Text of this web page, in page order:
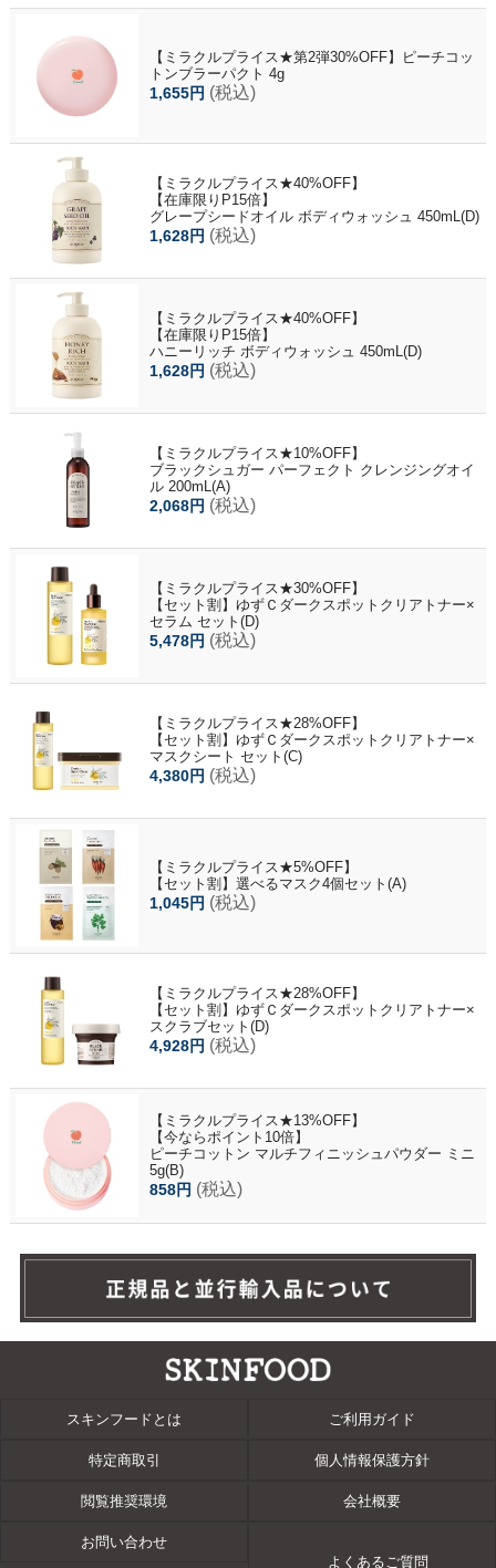
【ミラクルプライス★第2弾30%OFF】ピーチコッ
トンブラーパクト 4g
1,655円 (税込)
【ミラクルプライス★40%OFF】
【在庫限りP15倍】
グレープシードオイル ボディウォッシュ 450mL(D)
1,628円 (税込)
【ミラクルプライス★40%OFF】
【在庫限りP15倍】
ハニーリッチ ボディウォッシュ 450mL(D)
1,628円 (税込)
【ミラクルプライス★10%OFF】
ブラックシュガー パーフェクト クレンジングオイ
ル 200mL(A)
2,068円 (税込)
【ミラクルプライス★30%OFF】
【セット割】ゆずＣダークスポットクリアトナー×
セラム セット(D)
5,478円 (税込)
【ミラクルプライス★28%OFF】
【セット割】ゆずＣダークスポットクリアトナー×
マスクシート セット(C)
4,380円 (税込)
【ミラクルプライス★5%OFF】
【セット割】選べるマスク4個セット(A)
1,045円 (税込)
【ミラクルプライス★28%OFF】
【セット割】ゆずＣダークスポットクリアトナー×
スクラブセット(D)
4,928円 (税込)
【ミラクルプライス★13%OFF】
【今ならポイント10倍】
ピーチコットン マルチフィニッシュパウダー ミニ
5g(B)
858円 (税込)
スキンフードとは ご利用ガイド
特定商取引 個人情報保護方針
閲覧推奨環境 会社概要
お問い合わせ
よくあるご質問